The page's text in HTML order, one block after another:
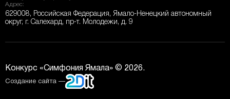
Адрес:
629008, Российская Федерация, Ямало-Ненецкий автономный
округ, г. Салехард, пр-т. Молодежи, д. 9
Конкурс «Симфония Ямала» © 2026.
Создание сайта —